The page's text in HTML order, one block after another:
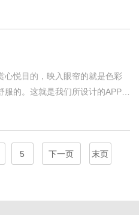
心悦目的，映入眼帘的就是色彩
的。这就是我们所设计的APP给
5 下一页 末页